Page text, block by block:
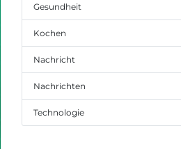
Gesundheit
Kochen
Nachricht
Nachrichten
Technologie